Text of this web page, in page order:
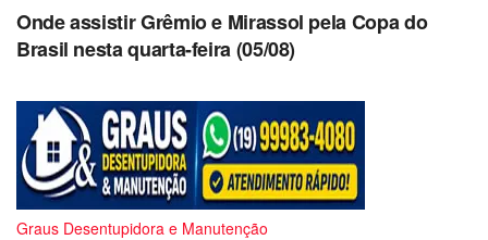
Onde assistir Grêmio e Mirassol pela Copa do
Brasil nesta quarta-feira (05/08)
Graus Desentupidora e Manutenção